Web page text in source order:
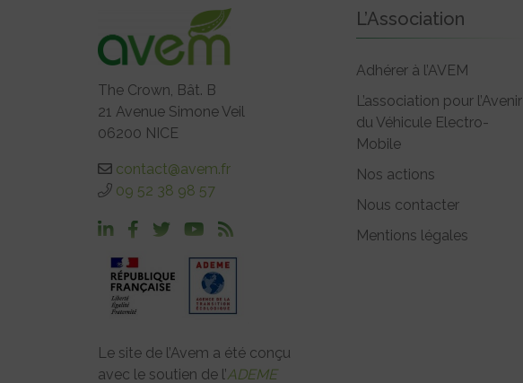
The Crown, Bât. B
21 Avenue Simone Veil
06200 NICE
contact@avem.fr
09 52 38 98 57
Le site de l’Avem a été conçu
avec le soutien de l’ADEME
L’Association
Adhérer à l’AVEM
L’association pour l’Avenir
du Véhicule Electro-
Mobile
Nos actions
Nous contacter
Mentions légales